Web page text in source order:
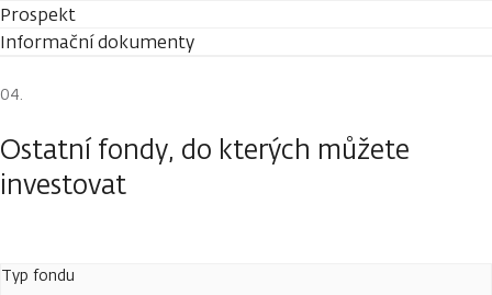
Prospekt
Informační dokumenty
Ostatní fondy, do kterých můžete
investovat
Typ fondu